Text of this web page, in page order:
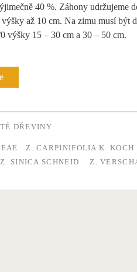
40 %. Záhony udržujeme
až 10 cm. Na zimu musí být
výšky 15 – 30 cm a 30 – 50 cm.
Z
o
DŘEVINY
Z. CARPINIFOLIA K. KOCH
Z. SINICA SCHNEID. Z.